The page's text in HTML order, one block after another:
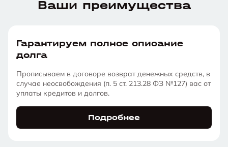
Ваши преимущества
Гарантируем полное списание
долга
Прописываем в договоре возврат денежных средств, в
случае неосвобождения (п. 5 ст. 213.28 ФЗ №127) вас от
уплаты кредитов и долгов.
Подробнее